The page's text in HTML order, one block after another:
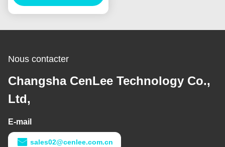
64800xg 4L
Nous contacter
Changsha CenLee Technology Co.,
Ltd,
E-mail
sales02@cenlee.com.cn